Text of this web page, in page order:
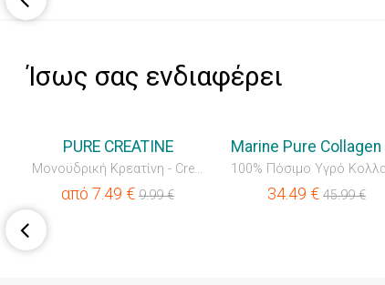
Ίσως σας ενδιαφέρει
PURE CREATINE
Μονοϋδρική Κρεατίνη - Creatine Monohydrate
από 7.49 € 9.99€ 34.49 € 45.99€